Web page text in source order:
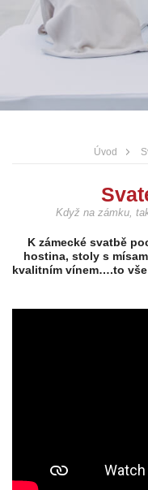
Úvod
Když na zámku,
K zámecké svatbě
hostina, stoly s
kvalitním vínem….to